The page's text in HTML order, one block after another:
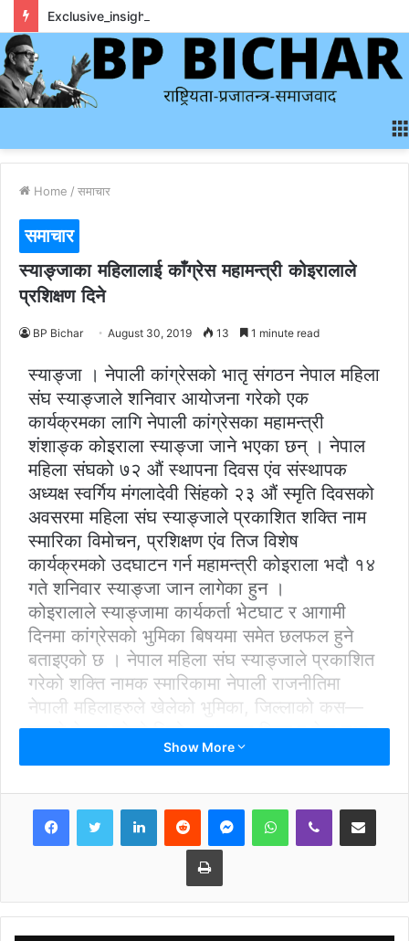
Home / समाचार
समाचार
स्याङ्जाका महिलालाई काँग्रेस महामन्त्री कोइरालाले
प्रशिक्षण दिने
BP Bichar August 30, 2019 13 1 minute read
स्याङ्जा । नेपाली कांग्रेसको भातृ संगठन नेपाल महिला
संघ स्याङ्जाले शनिवार आयोजना गरेको एक
कार्यक्रमका लागि नेपाली कांग्रेसका महामन्त्री
शंशाङ्क कोइराला स्याङ्जा जाने भएका छन् । नेपाल
महिला संघको ७२ औं स्थापना दिवस एंव संस्थापक
अध्यक्ष स्वर्गिय मंगलादेवी सिंहको २३ औं स्मृति दिवसको
अवसरमा महिला संघ स्याङ्जाले प्रकाशित शक्ति नाम
स्मारिका विमोचन, प्रशिक्षण एंव तिज विशेष
कार्यक्रमको उदघाटन गर्न महामन्त्री कोइराला भदौ १४
गते शनिवार स्याङ्जा जान लागेका हुन ।
कोइरालाले स्याङ्जामा कार्यकर्ता भेटघाट र आगामी
दिनमा कांग्रेसको भुमिका बिषयमा समेत छलफल हुने
बताइएको छ । नेपाल महिला संघ स्याङ्जाले प्रकाशित
गरेको शक्ति नामक स्मारिकामा नेपाली राजनीतिमा
नेपाली महिलाहरुले खेलेको भुमिका, जिल्लाको कस—
कसले नेतृत्व गरेको थियो लगायतका बिषय र नेता तथा
कार्यकर्ताहरुको लेखलाई समेटेर पुस्तक तयार पारिएको
बनाउन सबै नेता तथा कार्यकर्ता सहभागी जनाउन नेपाली
कांग्रेसका महासमिति सदस्य शिवकुमार गिरीले आग्रह
Show More
LinkedInReddit MessengerWhatsAppViber Share via Email
Print